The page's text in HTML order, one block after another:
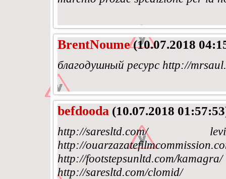
BrentNoume(10.07.2018
благодушный ресурс http://
befdooda (10.07.2018
http://
http://
http://footstepsunltd.com/
http://saresltd.com/clomid/